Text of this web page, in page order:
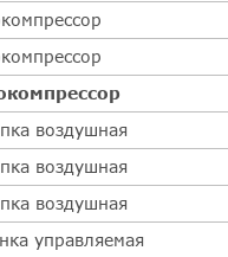
воздушная
воздушная
воздушная
управляемая